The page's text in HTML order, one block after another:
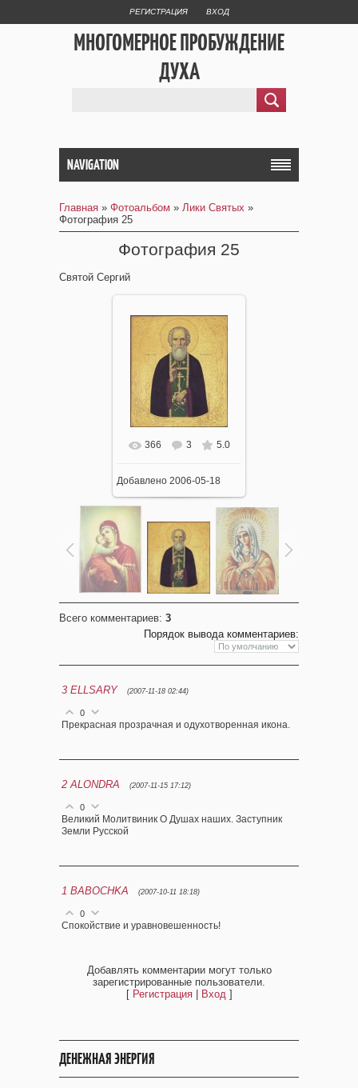
РЕГИСТРАЦИЯ ВХОД
МНОГОМЕРНОЕ ПРОБУЖДЕНИЕ
ДУХА
NAVIGATION
Главная » Фотоальбом » Лики Святых »
Фотография 25
Фотография 25
Святой Сергий
366 3 5.0
Добавлено 2006-05-18
Всего комментариев: 3
Порядок вывода комментариев:
3 ELLSARY (2007-11-18 02:44)
0
Прекрасная прозрачная и одухотворенная икона.
2 ALONDRA (2007-11-15 17:12)
0
Великий Молитвиник О Душах наших. Заступник
Земли Русской
1 BABOCHKA (2007-10-11 18:18)
0
Спокойствие и уравновешенность!
Добавлять комментарии могут только
зарегистрированные пользователи.
[ Регистрация| Вход]
ДЕНЕЖНАЯ ЭНЕРГИЯ